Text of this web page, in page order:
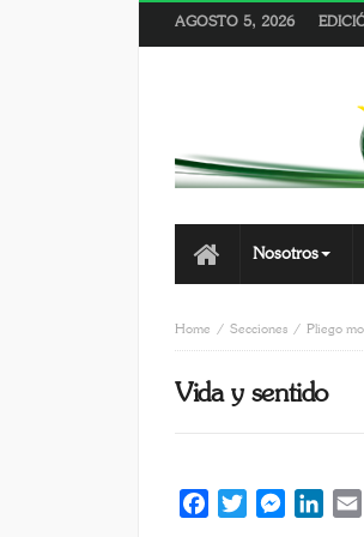
AGOSTO 5, 2026
Nosotros
Home Secciones Pliego
Vida y sentido
FacebookTwitterMessenger